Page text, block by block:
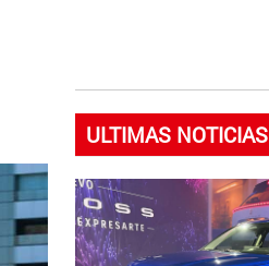
ULTIMAS NOTICIAS